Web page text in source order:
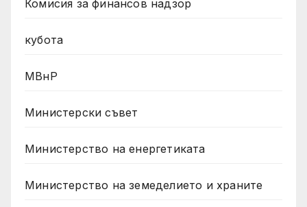
Комисия за финансов надзор
кубота
МВнР
Министерски съвет
Министерство на енергетиката
Министерство на земеделието и храните